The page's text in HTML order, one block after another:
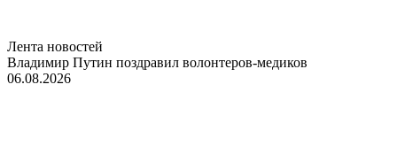
Лента новостей
Владимир Путин поздравил волонтеров-медиков
06.08.2026